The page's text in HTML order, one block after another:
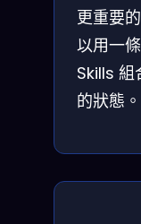
更重要
以用一
Skills 組
的狀態。